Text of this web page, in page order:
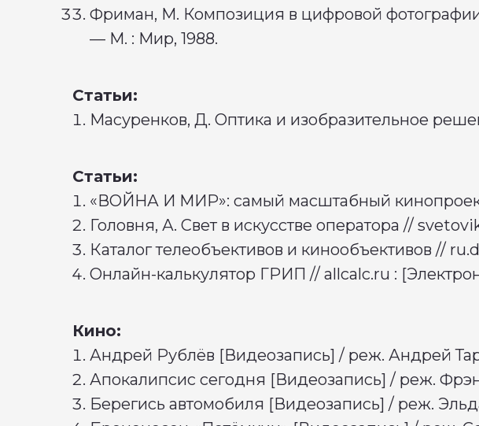
Фриман, М. Композиция в цифровой
— М. : Мир, 1988.
Статьи:
Масуренков, Д. Оптика и изобразительное
Статьи:
«ВОЙНА И МИР»: самый масштабный
Головня, А. Свет в искусстве оператора //
Каталог телеобъективов и кинообъективов //
Онлайн-калькулятор ГРИП // allcalc.ru :
Кино:
Андрей Рублёв [Видеозапись] / реж. Андрей
Апокалипсис сегодня [Видеозапись] / реж.
Берегись автомобиля [Видеозапись] / реж.